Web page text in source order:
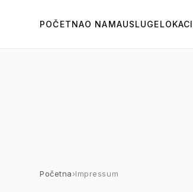
POČETNAO NAMAUSLUGE
Početna›Impressum